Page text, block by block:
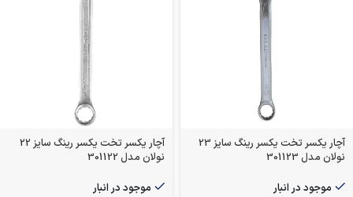
آچار یکسر تخت یکسر رینگ سایز 23
نولان مدل 301123
موجود در انبار
آچار یکسر تخت یکسر رینگ سایز 22
نولان مدل 301122
موجود در انبار